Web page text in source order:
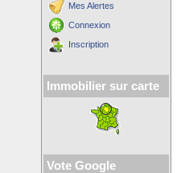
Mes Alertes
Connexion
Inscription
Immobilier sur carte
Vote Google